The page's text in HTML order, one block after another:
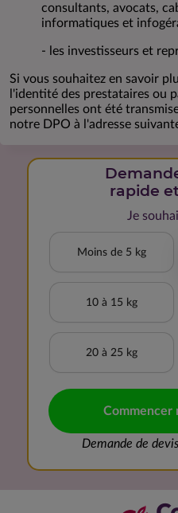
consultants, avocats,
informatiques et
- les investisseurs et
Si vous souhaitez en savoir
l'identité des prestataires ou
personnelles ont été
notre DPO à l'adresse
rapide
Je
Moins de 5 kg
10 à 15 kg
20 à 25 kg
Commencer
Demande de